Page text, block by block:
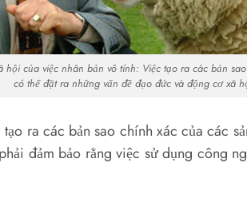
hội của việc nhân bản vô tính: Việc tạo ra các bản
có thể đặt ra những vấn đề đạo đức và động cơ xã
ra các bản sao chính xác của các
đảm bảo rằng việc sử dụng công